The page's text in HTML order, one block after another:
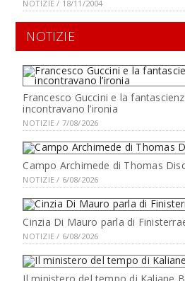
NOTIZIE / 18/11/2004
NOTIZIE
Francesco Guccini e la
incontravano l’ironia
NOTIZIE / 7/08/2026
Campo Archimede di Thomas
NOTIZIE / 6/08/2026
Cinzia Di Mauro parla di
NOTIZIE / 6/08/2026
Il ministero del tempo di Kaliane